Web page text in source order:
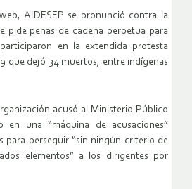
AIDESEP se pronunció contra la
pide penas de cadena perpetua para
en la extendida protesta
que dejó 34 muertos, entre indígenas
acusó al Ministerio Público
en una “máquina de acusaciones”
para perseguir “sin ningún criterio de
elementos” a los dirigentes por